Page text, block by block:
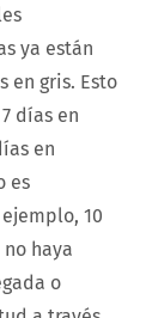
ya están
en gris. Esto
días en
en
es
10
haya
o